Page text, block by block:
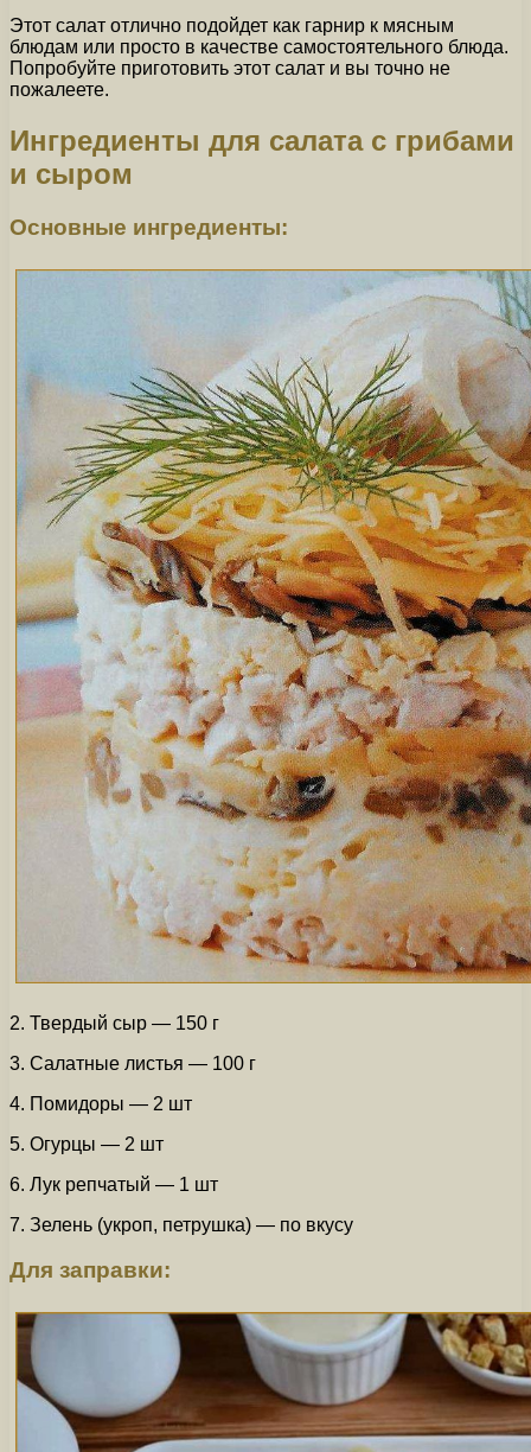
Этот салат отлично подойдет как гарнир к мясным
блюдам или просто в качестве самостоятельного блюда.
Попробуйте приготовить этот салат и вы точно не
пожалеете.
Ингредиенты для салата с грибами
и сыром
Основные ингредиенты:
2. Твердый сыр — 150 г
3. Салатные листья — 100 г
4. Помидоры — 2 шт
5. Огурцы — 2 шт
6. Лук репчатый — 1 шт
7. Зелень (укроп, петрушка) — по вкусу
Для заправки: